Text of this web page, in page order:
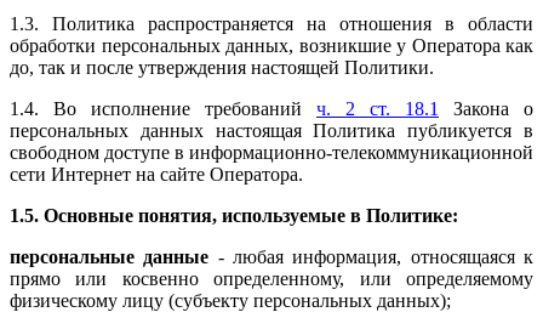
1.3. Политика распространяется на отношения в области
обработки персональных данных, возникшие у Оператора как
до, так и после утверждения настоящей Политики.
1.4. Во исполнение требований ч. 2 ст. 18.1
Закона о
персональных данных настоящая Политика публикуется в
свободном доступе в информационно-телекоммуникационной
сети Интернет на сайте Оператора.
1.5. Основные понятия, используемые в Политике:
персональные данные - любая информация, относящаяся к
прямо или косвенно определенному, или определяемому
физическому лицу (субъекту персональных данных);